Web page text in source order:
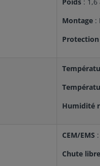
Montage :
Protection
Humidité
CEM/EMS
Chute libre